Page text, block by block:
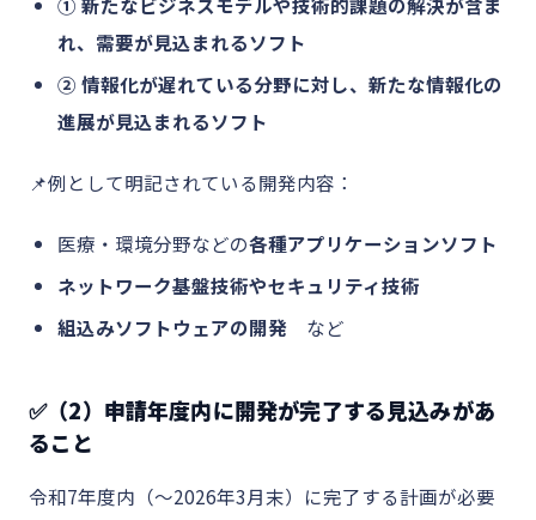
れ、需要が見込まれるソフト
② 情報化が遅れている分野に対し、新たな情報化の
進展が見込まれるソフト
📌例として明記されている開発内容：
医療・環境分野などの各種アプリケーションソフト
ネットワーク基盤技術やセキュリティ技術
組込みソフトウェアの開発 など
✅（2）申請年度内に開発が完了する見込みがあ
ること
令和7年度内（～2026年3月末）に完了する計画が必要